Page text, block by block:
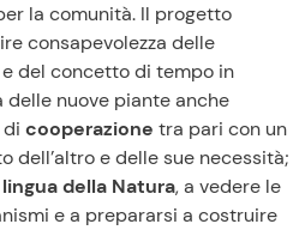
la comunità. Il progetto
consapevolezza delle
del concetto di tempo in
nuove piante anche
di cooperazione tra pari con un
dell’altro e delle sue necessità;
lingua della Natura, a vedere le
e a prepararsi a costruire